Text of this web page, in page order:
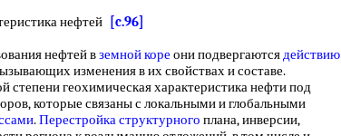
нефтей
[c.96]
нефтей вземной коре они подвергаютсядействию
изменения в их свойствах и составе.
степени геохимическая характеристика нефти под
которые связаны с локальными и глобальными
.Перестройка структурного плана, инверсии,